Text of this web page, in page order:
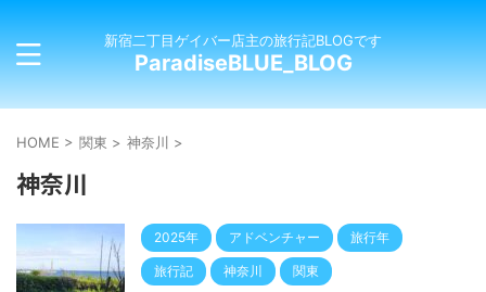
新宿二丁目ゲイバー店主の旅行記BLOGです
ParadiseBLUE_BLOG
HOME > 関東 > 神奈川 >
神奈川
2025年 アドベンチャー 旅行年
旅行記 神奈川 関東